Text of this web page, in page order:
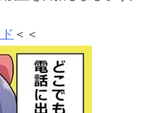
＜＜